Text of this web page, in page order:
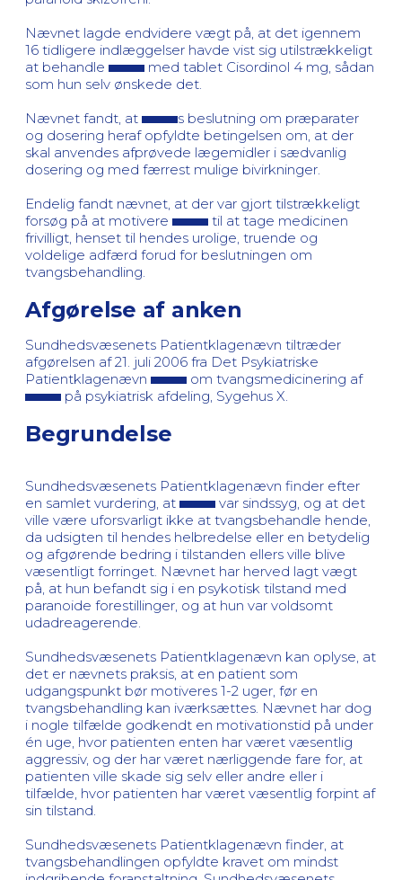
Nævnet lagde endvidere vægt på, at det igennem
16 tidligere indlæggelser havde vist sig utilstrækkeligt
at behandle
med tablet Cisordinol 4 mg, sådan
som hun selv ønskede det.
Nævnet fandt, at
s beslutning om præparater
og dosering heraf opfyldte betingelsen om, at der
skal anvendes afprøvede lægemidler i sædvanlig
dosering og med færrest mulige bivirkninger.
Endelig fandt nævnet, at der var gjort tilstrækkeligt
forsøg på at motivere
til at tage medicinen
frivilligt, henset til hendes urolige, truende og
voldelige adfærd forud for beslutningen om
tvangsbehandling.
Afgørelse af anken
Sundhedsvæsenets Patientklagenævn tiltræder
afgørelsen af 21. juli 2006 fra Det Psykiatriske
Patientklagenævn
om tvangsmedicinering af
på psykiatrisk afdeling, Sygehus X.
Begrundelse
Sundhedsvæsenets Patientklagenævn finder efter
en samlet vurdering, at
var sindssyg, og at det
ville være uforsvarligt ikke at tvangsbehandle hende,
da udsigten til hendes helbredelse eller en betydelig
og afgørende bedring i tilstanden ellers ville blive
væsentligt forringet. Nævnet har herved lagt vægt
på, at hun befandt sig i en psykotisk tilstand med
paranoide forestillinger, og at hun var voldsomt
udadreagerende.
Sundhedsvæsenets Patientklagenævn kan oplyse, at
det er nævnets praksis, at en patient som
udgangspunkt bør motiveres 1-2 uger, før en
tvangsbehandling kan iværksættes. Nævnet har dog
i nogle tilfælde godkendt en motivationstid på under
én uge, hvor patienten enten har været væsentlig
aggressiv, og der har været nærliggende fare for, at
patienten ville skade sig selv eller andre eller i
tilfælde, hvor patienten har været væsentlig forpint af
sin tilstand.
Sundhedsvæsenets Patientklagenævn finder, at
tvangsbehandlingen opfyldte kravet om mindst